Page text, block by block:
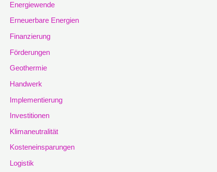
Energiewende
Erneuerbare Energien
Finanzierung
Förderungen
Geothermie
Handwerk
Implementierung
Investitionen
Klimaneutralität
Kosteneinsparungen
Logistik